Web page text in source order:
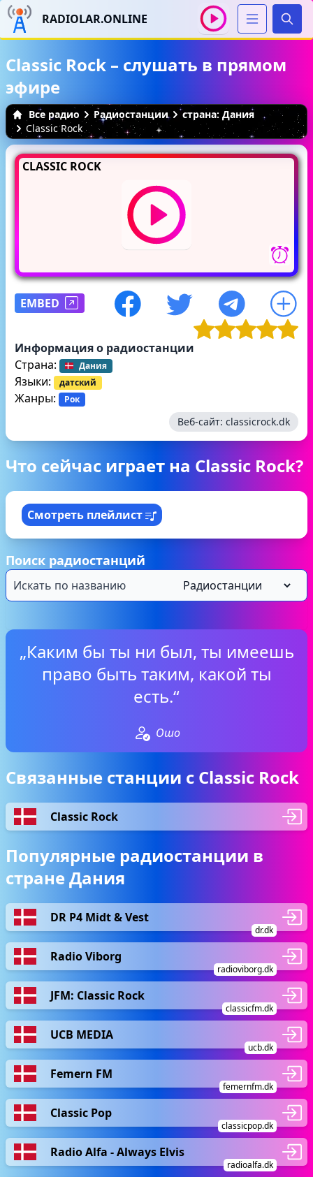
RADIOLAR.ONLINE
Classic Rock – слушать в прямом
эфире
Все радио Радиостанции
страна: Дания
Classic Rock
CLASSIC ROCK
EMBED
Информация о радиостанции
Страна:
Дания
Языки: датский
Жанры: Рок
Веб-сайт: classicrock.dk
Что сейчас играет на Classic Rock?
Смотреть плейлист
Поиск радиостанций
„Каким бы ты ни был, ты имеешь
право быть таким, какой ты
есть.“
Ошо
Связанные станции с Classic Rock
Classic Rock
Популярные радиостанции в
стране Дания
DR P4 Midt & Vest
dr.dk
Radio Viborg
radioviborg.dk
JFM: Classic Rock
classicfm.dk
UCB MEDIA
ucb.dk
Femern FM
femernfm.dk
Classic Pop
classicpop.dk
Radio Alfa - Always Elvis
radioalfa.dk